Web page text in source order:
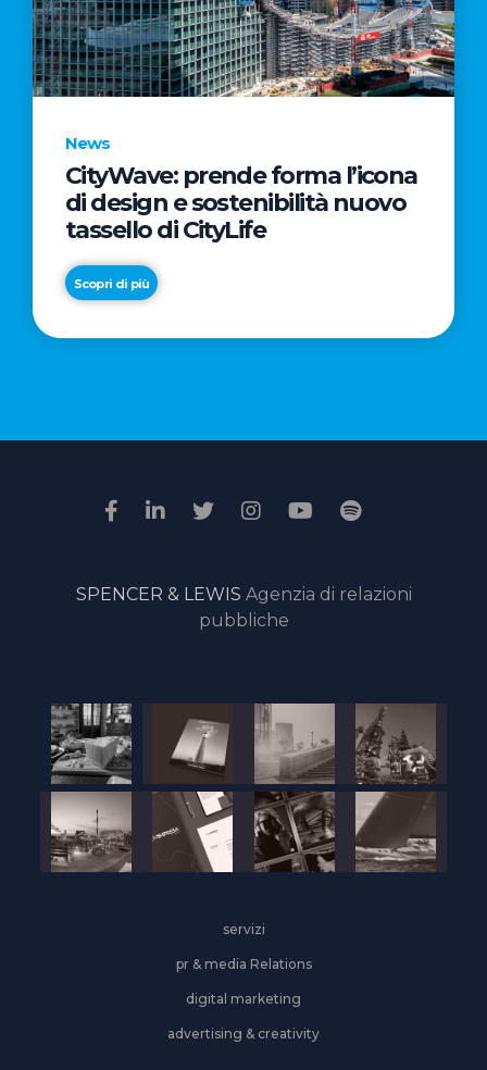
News
CityWave: prende forma l’icona
di design e sostenibilità nuovo
tassello di CityLife
Scopri di più
News
“Passione
il
della
giuria
online
SPENCER & LEWIS Agenzia di relazioni
pubbliche
servizi
pr & media Relations
digital marketing
advertising & creativity